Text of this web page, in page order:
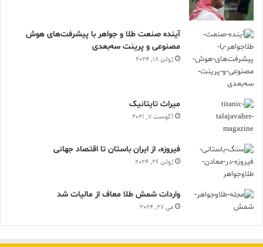
آینده صنعت طلا و جواهر با پیشرفت‌های هوش
مصنوعی و پرینت سه‌بعدی
ژوئن 18, 2024
ميراث تايتانيک
آگوست 7, 2021
فیروزه، از ایران باستان تا اقتصاد جهانی
ژوئن 26, 2024
واردات شمش طلا معاف از مالیات شد
می 27, 2024